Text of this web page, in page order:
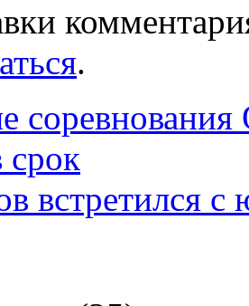
.
срок
встретился